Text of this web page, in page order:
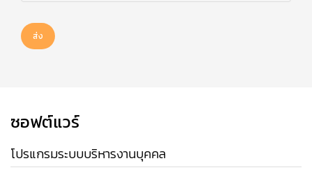
ส่ง
ซอฟต์แวร์
โปรแกรมระบบบริหารงานบุคคล